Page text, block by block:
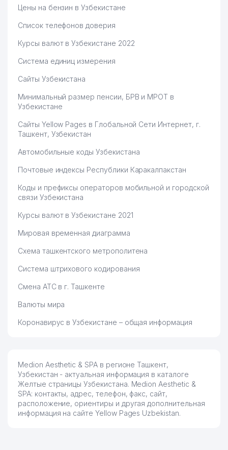
Цены на бензин в Узбекистане
Список телефонов доверия
Курсы валют в Узбекистане 2022
Система единиц измерения
Сайты Узбекистана
Минимальный размер пенсии, БРВ и МРОТ в
Узбекистане
Сайты Yellow Pages в Глобальной Сети Интернет, г.
Ташкент, Узбекистан
Автомобильные коды Узбекистана
Почтовые индексы Республики Каракалпакстан
Коды и префиксы операторов мобильной и городской
связи Узбекистана
Курсы валют в Узбекистане 2021
Мировая временная диаграмма
Схема ташкентского метрополитена
Система штрихового кодирования
Смена АТС в г. Ташкенте
Валюты мира
Коронавирус в Узбекистане – общая информация
Medion Aesthetic & SPA в регионе Ташкент,
Узбекистан - актуальная информация в каталоге
Желтые страницы Узбекистана. Medion Aesthetic &
SPA: контакты, адрес, телефон, факс, сайт,
расположение, ориентиры и другая дополнительная
информация на сайте Yellow Pages Uzbekistan.